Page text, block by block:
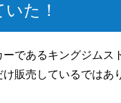
た！
であるキングジムス
け販売しているではあ